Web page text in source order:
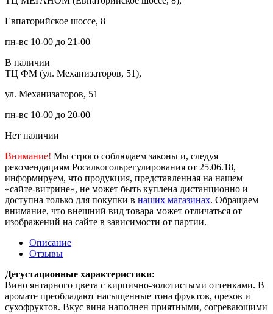
Евпаторийское шоссе, 8
пн-вс 10-00 до 21-00
В наличии
ТЦ ФМ (ул. Механизаторов, 51),
ул. Механизаторов, 51
пн-вс 10-00 до 20-00
Нет наличии
Внимание! Мы строго соблюдаем законы и, следуя
рекомендациям Росалкогольрегулирования от 25.06.18,
информируем, что продукция, представленная на нашем
«сайте-витрине», не может быть куплена дистанционно и
доступна только для покупки в наших магазинах. Обращаем
внимание, что внешний вид товара может отличаться от
изображений на сайте в зависимости от партии.
Описание
Отзывы
Дегустационные характеристики:
Вино янтарного цвета с кирпично-золотистыми оттенками. В
аромате преобладают насыщенные тона фруктов, орехов и
сухофруктов. Вкус вина наполнен приятными, согревающими